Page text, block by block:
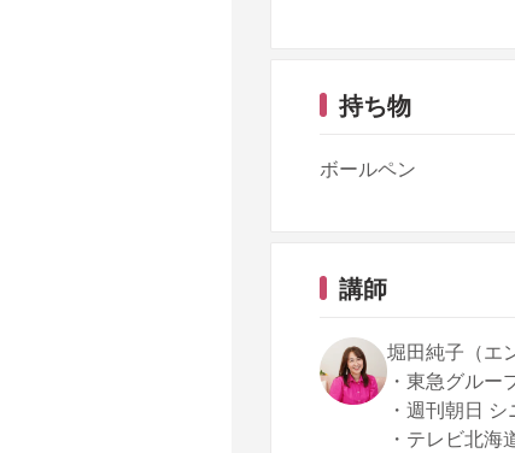
持ち物
ボールペン
講師
堀田純子（エ
・東急グルー
・週刊朝日
・テレビ北